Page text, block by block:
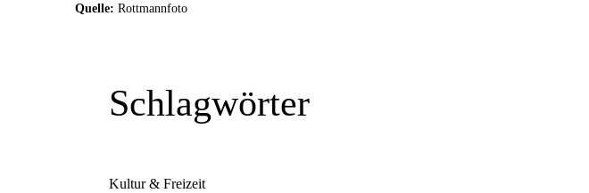
Quelle: Rottmannfoto
Schlagwörter
Kultur & Freizeit